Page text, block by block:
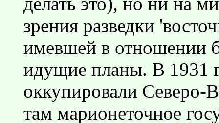
зрения разведки
имевшей в отношении
идущие планы. В 1931
оккупировали Северо-
там марионеточное